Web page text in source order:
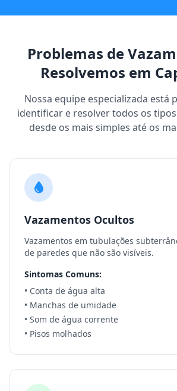
Problemas de
Resolvemos em
Nossa equipe especializada está
identificar e resolver todos os
desde os mais simples até os
Vazamentos Ocultos
Vazamentos em tubulações
de paredes que não são visíveis.
Sintomas Comuns:
• Conta de água alta
• Manchas de umidade
• Som de água corrente
• Pisos molhados